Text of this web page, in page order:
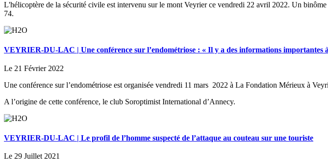
L'hélicoptère de la sécurité civile est intervenu sur le mont Veyrier ce vendredi 22 avril 2022. Un
74.
VEYRIER-DU-LAC | Une conférence sur l’endométriose : « Il y a des informations importantes
Le 21 Février 2022
Une conférence sur l’endométriose est organisée vendredi 11 mars 2022 à La Fondation Mérieux à
A l’origine de cette conférence, le club Soroptimist International d’Annecy.
VEYRIER-DU-LAC | Le profil de l’homme suspecté de l’attaque au couteau sur une touriste
Le 29 Juillet 2021